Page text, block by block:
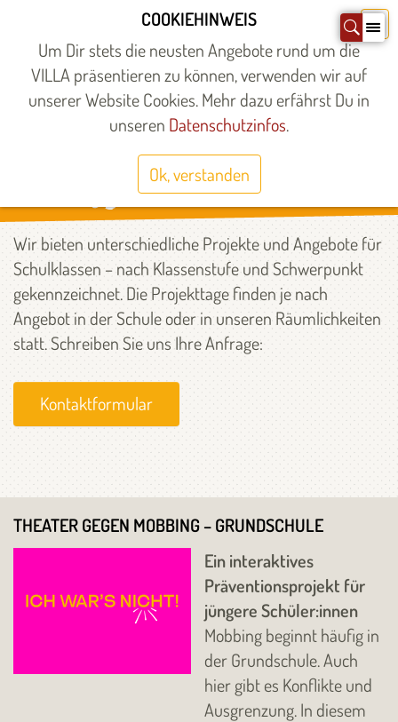
COOKIEHINWEIS
Um Dir stets die neusten Angebote rund um die
VILLA präsentieren zu können, verwenden wir auf
unserer Website Cookies. Mehr dazu erfährst Du in
unseren Datenschutzinfos.
Ok, verstanden
X
springen
Startseite»Angebote»Insbesondere für» Schulen und Klassen
SCHULANGEBOTE
Wir bieten unterschiedliche Projekte und Angebote für
Schulklassen – nach Klassenstufe und Schwerpunkt
gekennzeichnet. Die Projekttage finden je nach
Angebot in der Schule oder in unseren Räumlichkeiten
statt. Schreiben Sie uns Ihre Anfrage:
Kontaktformular
THEATER GEGEN MOBBING – GRUNDSCHULE
Ein interaktives
Präventionsprojekt für
jüngere Schüler:innen
Mobbing beginnt häufig in
der Grundschule. Auch
hier gibt es Konflikte und
Ausgrenzung. In diesem